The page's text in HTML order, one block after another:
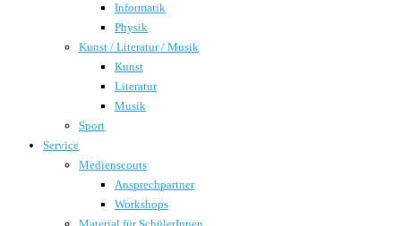
Informatik
Physik
Kunst / Literatur / Musik
Kunst
Literatur
Musik
Sport
Service
Medienscouts
Ansprechpartner
Workshops